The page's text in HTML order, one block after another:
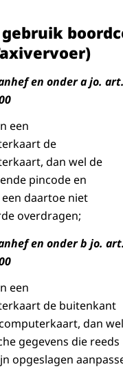
gebruik
en onder a jo. art.
een
de
dan wel de
pincode en
daartoe niet
overdragen;
en onder b jo. art.
een
de buitenkant
dan wel
gegevens die reeds
opgeslagen